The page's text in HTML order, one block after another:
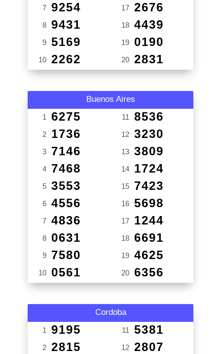
7 9254
8 9431
9 5169
10 2262
17 2676
18 4439
19 0190
20 2831
Buenos Aires
1 6275
2 1736
3 7146
4 7468
5 3553
6 4556
7 4836
8 0631
9 7580
10 0561
11 8536
12 3230
13 3809
14 1724
15 7423
16 5698
17 1244
18 6691
19 4625
20 6356
Cordoba
1 9195
2 2815
11 5381
12 2807